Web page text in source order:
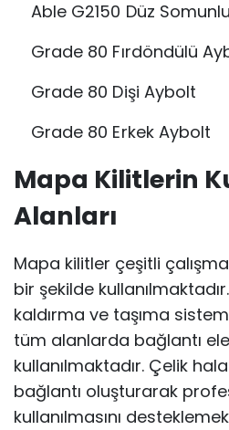
Able G2150 Düz
Grade 80 Fırdöndülü
Grade 80 Dişi Aybolt
Grade 80 Erkek Aybolt
Mapa Kilitlerin
Alanları
Mapa kilitler çeşitli
bir şekilde
kaldırma ve taşıma
tüm alanlarda bağlantı
kullanılmaktadır. Çelik
bağlantı oluşturarak
kullanılmasını